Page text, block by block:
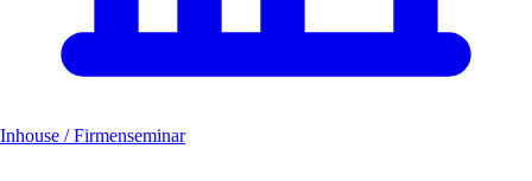
Inhouse / Firmenseminar